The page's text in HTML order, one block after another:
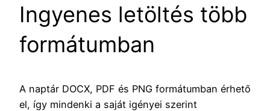
Ingyenes letöltés több
formátumban
A naptár DOCX, PDF és PNG formátumban érhető
el, így mindenki a saját igényei szerint